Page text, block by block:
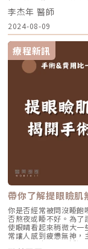
解，若再碰上以利益為
境。圖為李醫師代表台
使用經驗 / 圖片來源
投入新進醫師教育訓練
過去碰到治療不到位的
去給予療程建議的診所
李醫師有提到「臉部
「臉部多層次抗衰」做
次衰老，包含以下列
「分層治療」的關鍵
因素的結果」，而杰
劃和建議療程。這種
紀改變的骨骼型態 肌
造成的肌肉萎縮、代
下脂肪堆積造成的肉
各層面的衰老問題一
電音波等儀器，在擁
然而，隨著年齡造成
斯波」技術問世，才
的EMFACE 4D抗老治
成一個只有X軸和Y軸
音波等療程，這個平面
菲斯波」技術的誕生，
變為360度無死角的3D
像中的容貌呈現得更
音創作者必備療程）但
我們的追求不僅僅是
量，透過Sculptra舒顏
增生，幫助愛美的顧客
李杰年 醫師
2024-08-09
療程新訊
帶你了解提眼瞼肌
你是否經常被問沒睡飽
否熬夜或睡不好。為了
使眼睛看起來稍微大一
常讓人感到疲憊無神，
法撐開眼皮，建議透